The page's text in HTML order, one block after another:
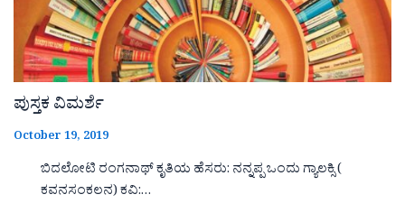
ಪುಸ್ತಕ ವಿಮರ್ಶೆ
October 19, 2019
ಬಿದಲೋಟಿ ರಂಗನಾಥ್ ಕೃತಿಯ ಹೆಸರು: ನನ್ನಪ್ಪ ಒಂದು ಗ್ಯಾಲಕ್ಸಿ (
ಕವನಸಂಕಲನ) ಕವಿ:…